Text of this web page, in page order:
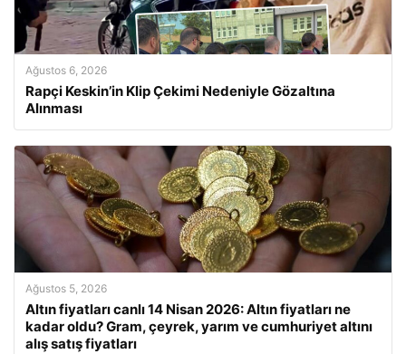
Ağustos 6, 2026
Rapçi Keskin’in Klip Çekimi Nedeniyle Gözaltına
Alınması
Ağustos 5, 2026
Altın fiyatları canlı 14 Nisan 2026: Altın fiyatları ne
kadar oldu? Gram, çeyrek, yarım ve cumhuriyet altını
alış satış fiyatları